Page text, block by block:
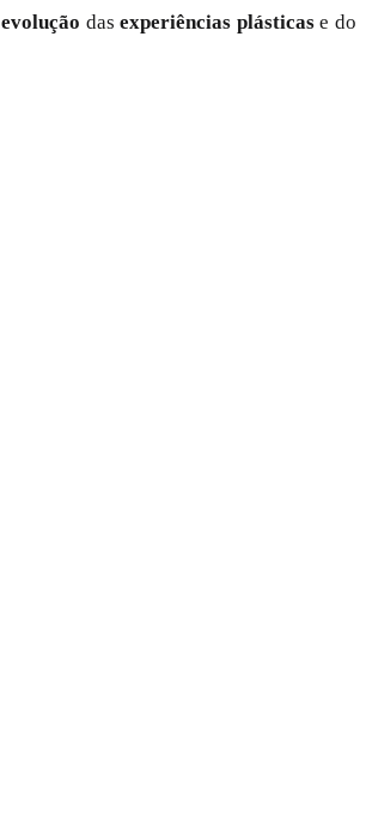
evolução dasexperiências plásticase do